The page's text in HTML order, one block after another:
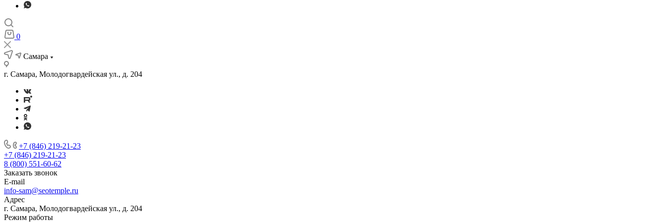
0
Самара
г. Самара, Молодогвардейская ул., д. 204
+7 (846) 219-21-23
+7 (846) 219-21-23
8 (800) 551-60-62
Заказать звонок
E-mail
info-sam@seotemple.ru
Адрес
г. Самара, Молодогвардейская ул., д. 204
Режим работы